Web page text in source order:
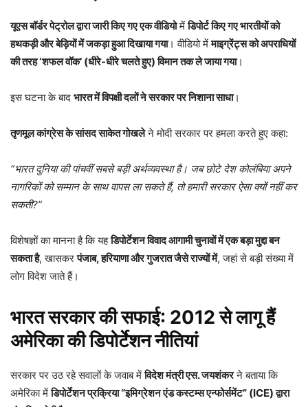
यूएस बॉर्डर पेट्रोल द्वारा जारी किए गए एक वीडियोमेंडिपोर्ट किए गए भारतीयों को
हथकड़ी और बेड़ियों में जकड़ा हुआ दिखाया गया। वीडियो मेंमाइग्रेंट्स को अपराधियों
की तरह ‘शफल वॉक’ (धीरे-धीरे चलते हुए) विमान तक ले जाया गया।
इस घटना के बाद भारत में विपक्षी दलों ने सरकार पर निशाना साधा।
तृणमूल कांग्रेस के सांसद साकेत गोखलेने मोदी सरकार पर हमला करते हुए कहा:
“भारत दुनिया की पांचवीं सबसे बड़ी अर्थव्यवस्था है। जब छोटे देश कोलंबिया अपने
नागरिकों को सम्मान के साथ वापस ला सकते हैं, तो हमारी सरकार ऐसा क्यों नहीं कर
सकती?”
विशेषज्ञों का मानना है कि यहडिपोर्टेशन विवाद आगामी चुनावों में एक बड़ा मुद्दा बन
सकता है, खासकरपंजाब, हरियाणा और गुजरात जैसे राज्यों में, जहां से बड़ी संख्या में
लोग विदेश जाते हैं।
भारत सरकार की सफाई: 2012 से लागू हैं
अमेरिका की डिपोर्टेशन नीतियां
सरकार पर उठ रहे सवालों के जवाब मेंविदेश मंत्री एस. जयशंकरने बताया कि
अमेरिका मेंडिपोर्टेशन प्रक्रिया “इमिग्रेशन एंड कस्टम्स एन्फोर्समेंट” (ICE) द्वारा